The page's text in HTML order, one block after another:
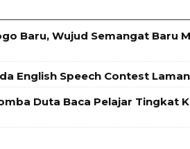
Baru, Wujud Semangat Baru
English Speech Contest
Duta Baca Pelajar Tingkat